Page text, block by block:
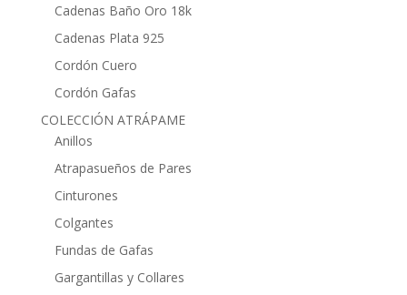
Cadenas Baño Oro 18k
Cadenas Plata 925
Cordón Cuero
Cordón Gafas
COLECCIÓN ATRÁPAME
Anillos
Atrapasueños de Pares
Cinturones
Colgantes
Fundas de Gafas
Gargantillas y Collares